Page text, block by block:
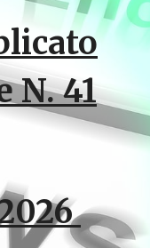
N. 41